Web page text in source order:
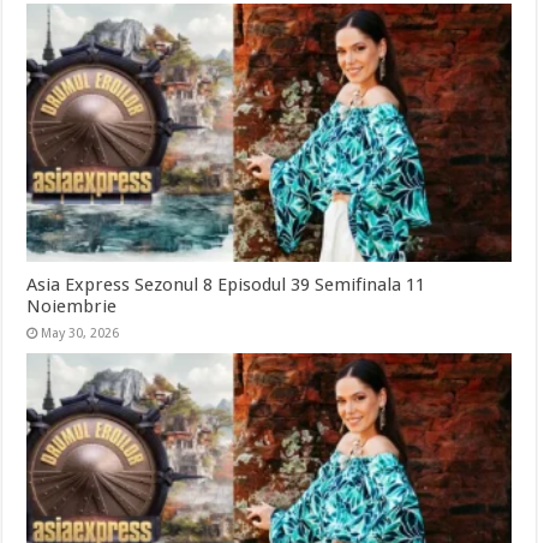
Asia Express Sezonul 8 Episodul 39 Semifinala 11
Noiembrie
May 30, 2026